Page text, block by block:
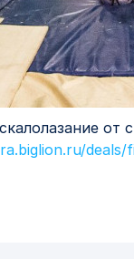
от
deals/